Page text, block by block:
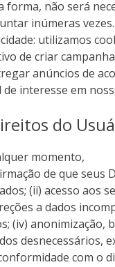
forma, não será
inúmeras vezes.
utilizamos
de criar
anúncios de
de interesse em
do
momento,
de que seus
(ii) acesso aos
a dados
(iv) anonimização,
desnecessários,
com o